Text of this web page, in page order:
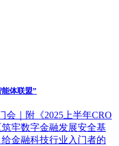
体联盟”
会｜附《2025上半年CRO
牢数字金融发展安全基
金融科技行业入门者的